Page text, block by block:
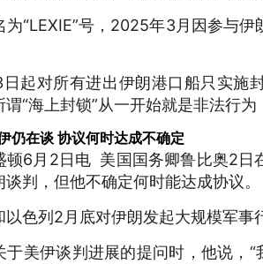
为“LEXIE”号，2025年3月因参与
起对所有进出伊朗港口船只实施
谓“海上封锁”从一开始就是非法行
仍在谈 协议何时达成不确定
顿6月2日电 美国国务卿鲁比奥2日
判，但他不确定何时能达成协议。
以色列2月底对伊朗发起大规模军事
于美伊谈判进展的提问时，他说，